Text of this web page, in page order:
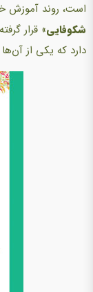
است، روند آموزش
شکوفایی» قرار
دارد که یکی از